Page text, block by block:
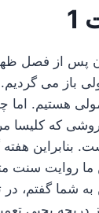
پس از فصل
باز می گردیم.
هستیم. اما
که کلیسا
بنابراین هفته
ما روایت سنت
شما گفتم، در
یحیی